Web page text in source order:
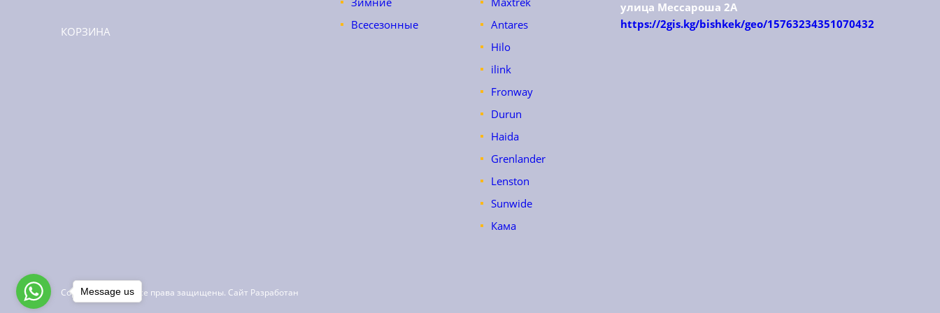
КОРЗИНА
Всесезонные
Antares
Hilo
ilink
Fronway
Durun
Haida
Grenlander
Lenston
Sunwide
Кама
улица Мессароша 2А
https://2gis.kg/bishkek/geo/15763234351070432
Copyright ©2026 Все права защищены. Сайт Разработан
Message us